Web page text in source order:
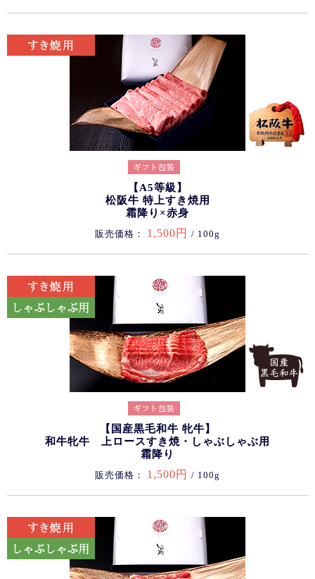
【A5等級】
松阪牛 特上すき焼用
霜降り×赤身
販売価格： 1,500円 / 100g
【国産黒毛和牛 牝牛】
和牛牝牛 上ロースすき焼・しゃぶしゃぶ用
霜降り
販売価格： 1,500円 / 100g